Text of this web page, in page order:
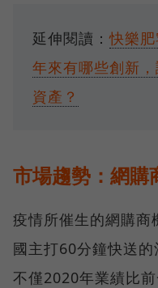
延伸閱讀： 快樂
年來有哪些創新
資產？
市場趨勢：網購
疫情所催生的網購商
國主打60分鐘快送
不僅2020年業績比